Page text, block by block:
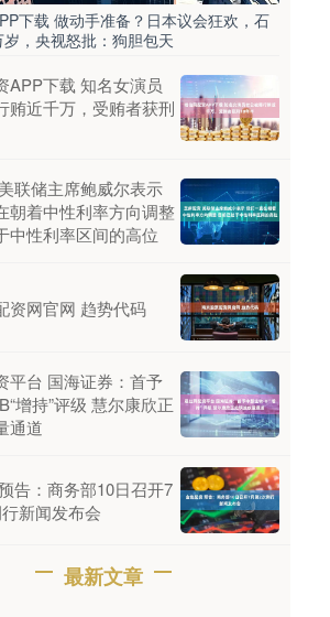
下载 做动手准备？日本议会狂欢，石
，央视怒批：狗胆包天
APP下载 知名女演员
贿近千万，受贿者获刑
联储主席鲍威尔表示
朝着中性利率方向调整
中性利率区间的高位
资网官网 趋势代码
平台 国海证券：首予
增持”评级 慧尔康欣正
通道
告：商务部10日召开7
新闻发布会
最新文章